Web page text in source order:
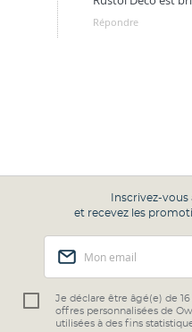
Répondre
Inscrivez-
et recevez les
notre
lettre
d’information
Je déclare être âgé(e) de
offres personnalisées de
utilisées à des fins